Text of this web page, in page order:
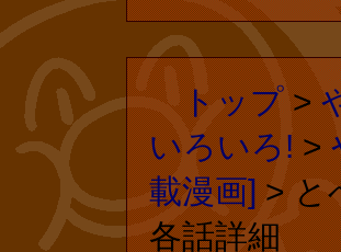
トップ>
いろいろ!>
載漫画]> と
各話詳細